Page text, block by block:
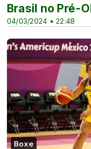
04/03/2024 • 22:48
Brasil no Pré-
Boxe